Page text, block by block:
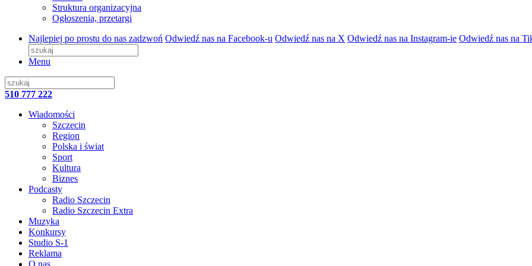
Struktura organizacyjna
Ogłoszenia, przetargi
Najlepiej po prostu do nas zadzwoń Odwiedź nas na Facebook-u Odwiedź nas na X Odwiedź nas na Instagram-ie Odwiedź nas na
Menu
510 777 222
Wiadomości
Szczecin
Region
Polska i świat
Sport
Kultura
Biznes
Podcasty
Radio Szczecin
Radio Szczecin Extra
Muzyka
Konkursy
Studio S-1
Reklama